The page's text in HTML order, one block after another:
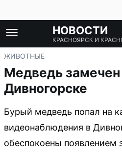
НОВОСТИ
КРАСНОЯРСК И
ЖИВОТНЫЕ
Медведь замечен
Дивногорске
Бурый медведь попал на
видеонаблюдения в
обеспокоены появлением